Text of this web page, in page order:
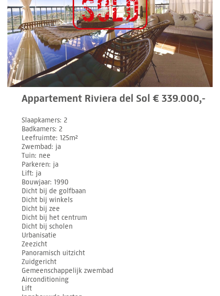
Appartement Riviera del Sol € 339.000,-
Slaapkamers 2
Badkamers 2
Leefruimte 125m²
Zwembad ja
Tuin nee
Parkeren ja
Lift ja
Bouwjaar 1990
Dicht bij de golfbaan
Dicht bij winkels
Dicht bij zee
Dicht bij het centrum
Dicht bij scholen
Urbanisatie
Zeezicht
Panoramisch uitzicht
Zuidgericht
Gemeenschappelijk zwembad
Airconditioning
Lift